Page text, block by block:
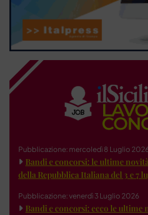
Pubblicazione: mercoledì 8 Luglio
Bandi e concorsi: le ultime
della Repubblica Italiana del 3 e 7
Pubblicazione: venerdì 3 Luglio 2026
Bandi e concorsi: ecco le ultime